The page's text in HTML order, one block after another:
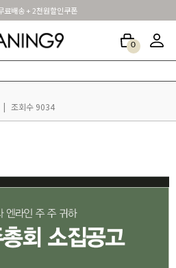
료배송 + 2천원할인쿠폰
0
| 조회수 9034